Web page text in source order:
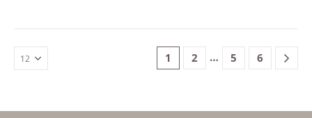
1 2 … 5 6